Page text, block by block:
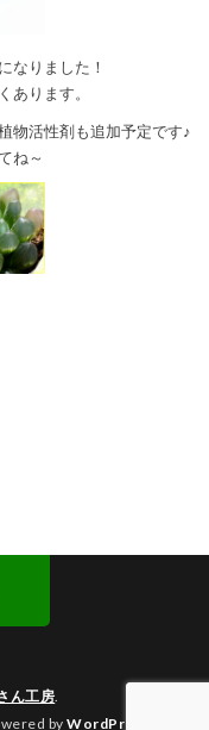
なりました！
あります。
物活性剤も追加予定です♪
ね～
ん工房.
by WordPress